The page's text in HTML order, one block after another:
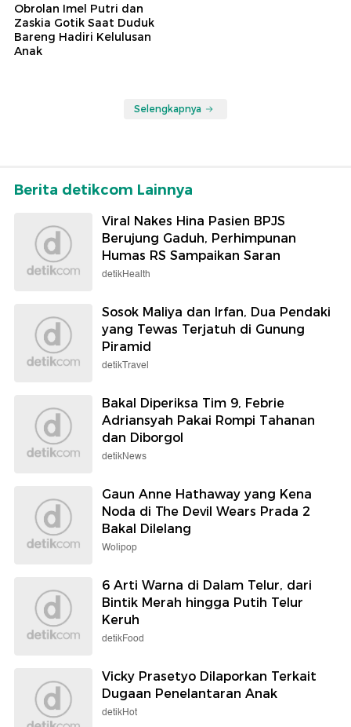
Obrolan Imel Putri dan
Zaskia Gotik Saat Duduk
Bareng Hadiri Kelulusan
Anak
Selengkapnya
Berita detikcom Lainnya
Viral Nakes Hina Pasien BPJS
Berujung Gaduh, Perhimpunan
Humas RS Sampaikan Saran
detikHealth
Sosok Maliya dan Irfan, Dua Pendaki
yang Tewas Terjatuh di Gunung
Piramid
detikTravel
Bakal Diperiksa Tim 9, Febrie
Adriansyah Pakai Rompi Tahanan
dan Diborgol
detikNews
Gaun Anne Hathaway yang Kena
Noda di The Devil Wears Prada 2
Bakal Dilelang
Wolipop
6 Arti Warna di Dalam Telur, dari
Bintik Merah hingga Putih Telur
Keruh
detikFood
Vicky Prasetyo Dilaporkan Terkait
Dugaan Penelantaran Anak
detikHot